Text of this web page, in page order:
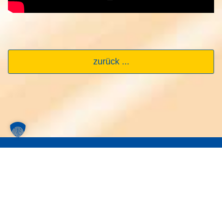
zurück ...